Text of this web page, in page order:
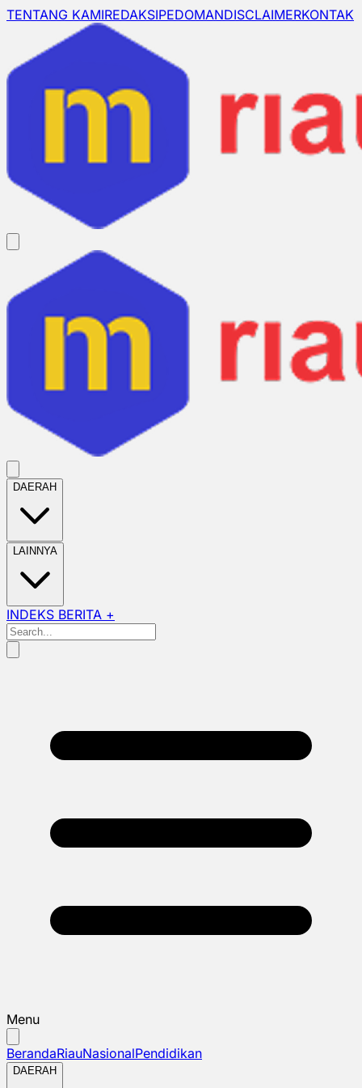
TENTANG KAMIREDAKSIPEDOMANDISCLAIMERKONTAK
DAERAH
LAINNYA
INDEKS BERITA +
Menu
BerandaRiauNasionalPendidikan
DAERAH